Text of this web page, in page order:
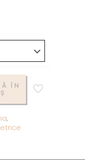
ÎN
,